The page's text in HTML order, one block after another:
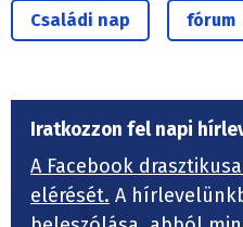
Családi nap fórum
Iratkozzon fel napi
A Facebook
elérését. A